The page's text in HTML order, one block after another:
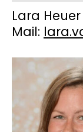
Lara Heuer
Mail: